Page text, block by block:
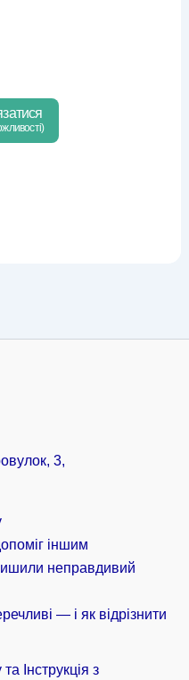
3,
іншим
неправдивий
— і як відрізнити
Інструкція з